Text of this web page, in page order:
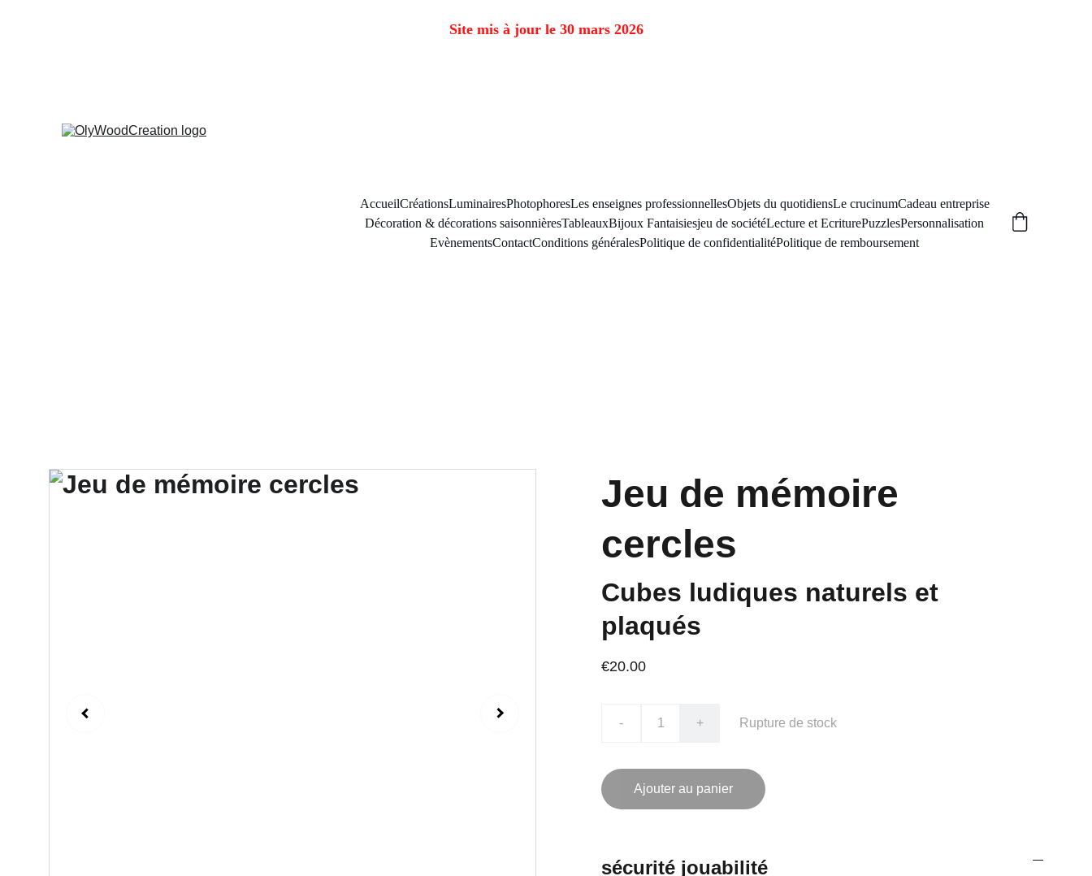
Site mis à jour le 30 mars 2026
AccueilCréationsLuminairesPhotophoresLes enseignes professionnellesObjets du quotidiensLe crucinumCadeau entreprise
Décoration & décorations saisonnièresTableauxBijoux Fantaisiesjeu de sociétéLecture et EcriturePuzzlesPersonnalisation
EvènementsContactConditions généralesPolitique de confidentialitéPolitique de remboursement
Jeu de mémoire
cercles
Cubes ludiques naturels et
plaqués
€20.00
- + Rupture de stock
Ajouter au panier
sécurité jouabilité